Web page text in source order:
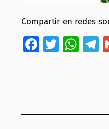
Compartir en redes
Facebook
Twitter